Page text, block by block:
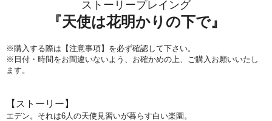
ストーリープレイング
『天使は花明かりの下で』
※購入する際は【注意事項】を必ず確認して下さい。
※日付・時間をお間違いないよう、 お確かめの上、ご購入お願いいたし
ます。
【スト ーリー】
エデン。それは6人の天使見習いが暮らす白い楽園。